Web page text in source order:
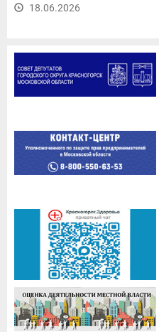
18.06.2026